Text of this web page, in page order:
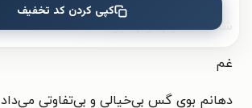
شادمانه قلبم آرام گیرد ...
غم
دهانم بوی گس بی‌خیالی و بی‌تفاوتی می‌داد
کپی کردن کد تخفیف